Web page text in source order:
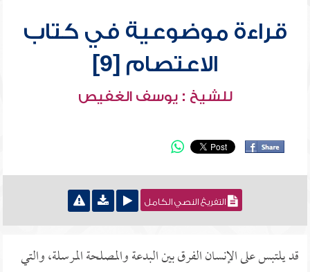
قراءة موضوعية في كتاب
الاعتصام [9]
للشيخ : يوسف الغفيص
التفريغ النصي الكامل
قد يلتبس على الإنسان الفرق بين البدعة والمصلحة المرسلة، والتي